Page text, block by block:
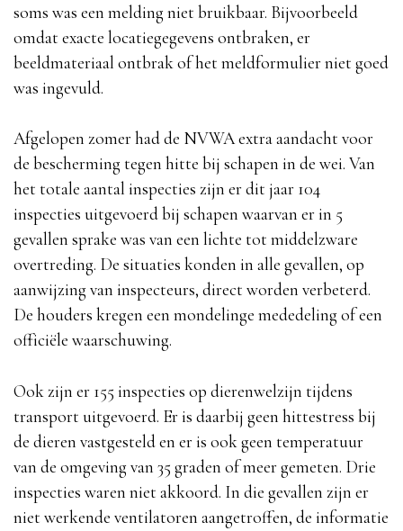
soms was een melding niet bruikbaar. Bijvoorbeeld
omdat exacte locatiegegevens ontbraken, er
beeldmateriaal ontbrak of het meldformulier niet goed
was ingevuld.
Afgelopen zomer had de NVWA extra aandacht voor
de bescherming tegen hitte bij schapen in de wei. Van
het totale aantal inspecties zijn er dit jaar 104
inspecties uitgevoerd bij schapen waarvan er in 5
gevallen sprake was van een lichte tot middelzware
overtreding. De situaties konden in alle gevallen, op
aanwijzing van inspecteurs, direct worden verbeterd.
De houders kregen een mondelinge mededeling of een
officiële waarschuwing.
Ook zijn er 155 inspecties op dierenwelzijn tijdens
transport uitgevoerd. Er is daarbij geen hittestress bij
de dieren vastgesteld en er is ook geen temperatuur
van de omgeving van 35 graden of meer gemeten. Drie
inspecties waren niet akkoord. In die gevallen zijn er
niet werkende ventilatoren aangetroffen, de informatie